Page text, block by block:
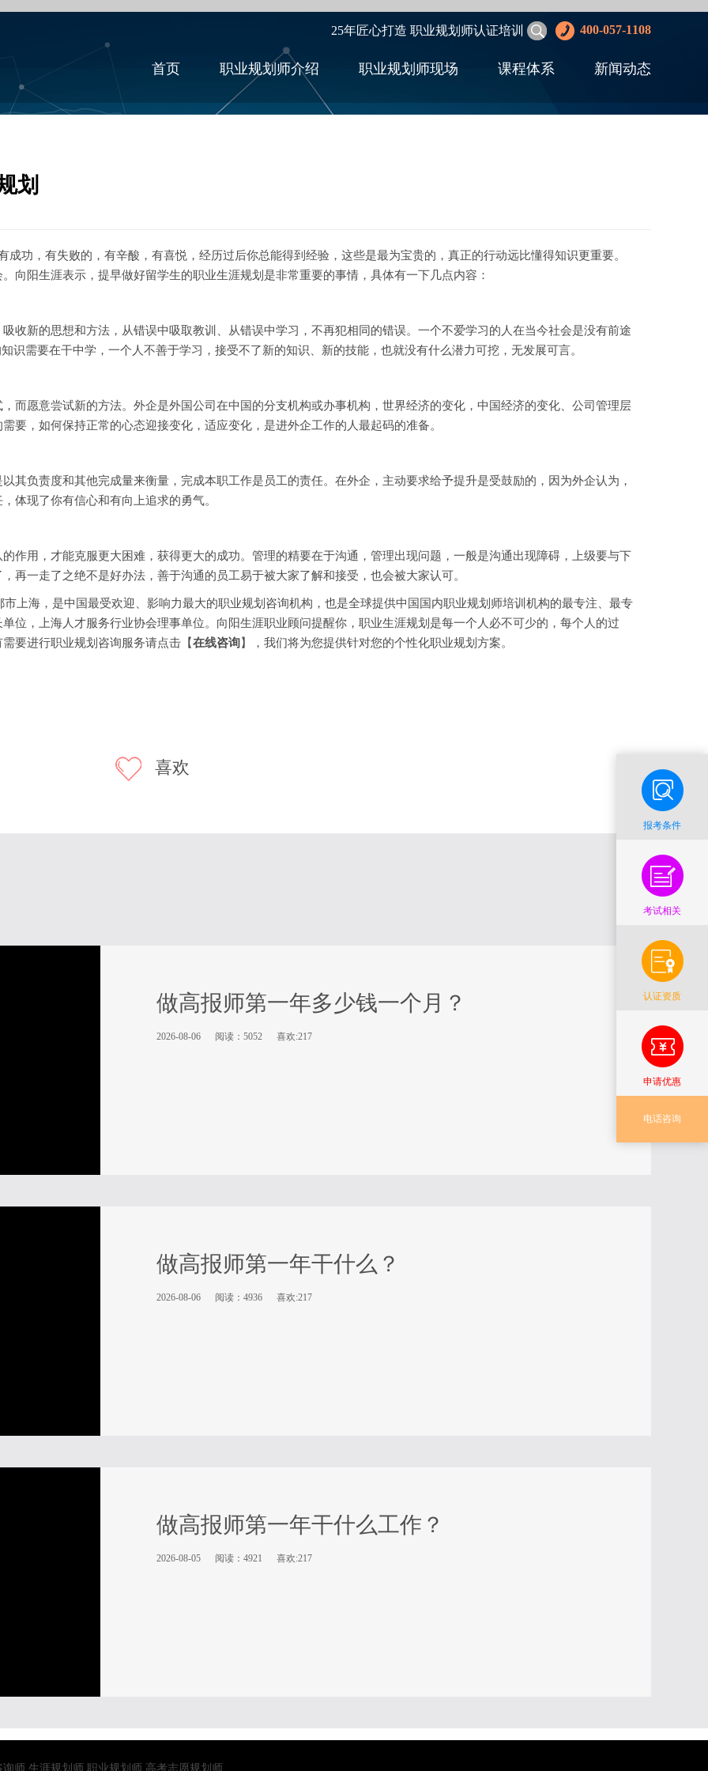
首页 职业规划师介绍 职业规划师现场 课程体系 新闻动态
25年匠心打造 职业规划师认证培训 400-057-1108
划
，有失败的，有辛酸，有喜悦，经历过后你总能得到经验，这些是最为宝贵的，真正的行动远比懂得知识更重要。
向阳生涯表示，提早做好留学生的职业生涯规划是非常重要的事情，具体有一下几点内容：
新的思想和方法，从错误中吸取教训、从错误中学习，不再犯相同的错误。一个不爱学习的人在当今社会是没有前途
识需要在干中学，一个人不善于学习，接受不了新的知识、新的技能，也就没有什么潜力可挖，无发展可言。
愿意尝试新的方法。外企是外国公司在中国的分支机构或办事机构，世界经济的变化，中国经济的变化、公司管理层
要，如何保持正常的心态迎接变化，适应变化，是进外企工作的人最起码的准备。
负责度和其他完成量来衡量，完成本职工作是员工的责任。在外企，主动要求给予提升是受鼓励的，因为外企认为，
体现了你有信心和有向上追求的勇气。
用，才能克服更大困难，获得更大的成功。管理的精要在于沟通，管理出现问题，一般是沟通出现障碍，上级要与下
再一走了之绝不是好办法，善于沟通的员工易于被大家了解和接受，也会被大家认可。
海，是中国最受欢迎、影响力最大的职业规划咨询机构，也是全球提供中国国内职业规划师培训机构的最专注、最专
位，上海人才服务行业协会理事单位。向阳生涯职业顾问提醒你，职业生涯规划是每一个人必不可少的，每个人的过
要进行职业规划咨询服务请点击【在线咨询 】，我们将为您提供针对您的个性化职业规划方案。
喜欢
做高报师第一年多少钱一个月？
2026-08-06 阅读：5052 喜欢:217
做高报师第一年干什么？
2026-08-06 阅读：4936 喜欢:217
做高报师第一年干什么工作？
2026-08-05 阅读：4921 喜欢:217
询师 生涯规划师 职业规划师 高考志愿规划师
报考条件
考试相关
认证资质
申请优惠
电话咨询